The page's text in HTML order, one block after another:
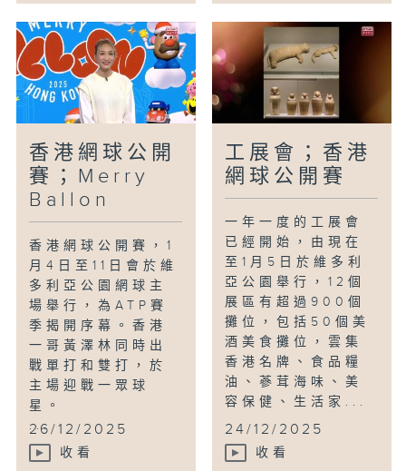
香港網球公開
賽；Merry
Ballon
香港網球公開賽，1
月4日至11日會於維
多利亞公園網球主
場舉行，為ATP賽
季揭開序幕。香港
一哥黃澤林同時出
戰單打和雙打，於
主場迎戰一眾球
星。
...
26/12/2025
收看
工展會；香港
網球公開賽
一年一度的工展會
已經開始，由現在
至1月5日於維多利
亞公園舉行，12個
展區有超過900個
攤位，包括50個美
酒美食攤位，雲集
香港名牌、食品糧
油、蔘茸海味、美
容保健、生活家...
24/12/2025
收看